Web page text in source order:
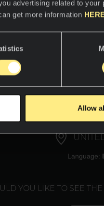
advertising related to your
get more information
Allow
Language:
YOU LIKE TO SEE
Wohnung, dem
ist abhängig vom
des Lebens. Die
an und machen alle
und verleihen Ihnen
lebendig und spricht